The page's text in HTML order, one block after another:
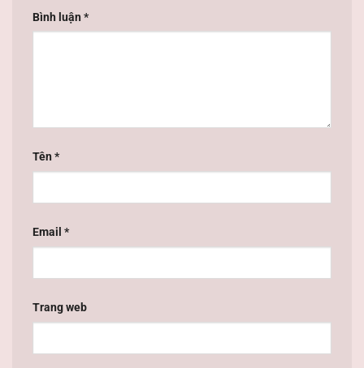
Bình luận *
Tên *
Email *
Trang web